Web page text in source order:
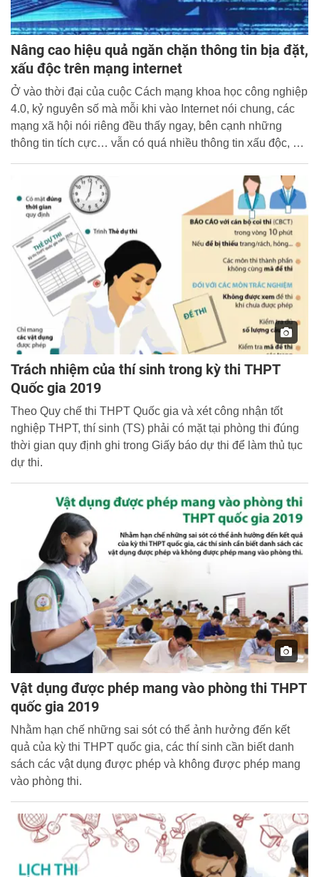
Nâng cao hiệu quả ngăn chặn thông tin bịa đặt,
xấu độc trên mạng internet
Ở vào thời đại của cuộc Cách mạng khoa học công nghiệp
4.0, kỷ nguyên số mà mỗi khi vào Internet nói chung, các
mạng xã hội nói riêng đều thấy ngay, bên cạnh những
thông tin tích cực… vẫn có quá nhiều thông tin xấu độc, giả
tin có động cơ, ý đồ, toan tính riêng.
Trách nhiệm của thí sinh trong kỳ thi THPT
Quốc gia 2019
Theo Quy chế thi THPT Quốc gia và xét công nhận tốt
nghiệp THPT, thí sinh (TS) phải có mặt tại phòng thi đúng
thời gian quy định ghi trong Giấy báo dự thi để làm thủ tục
dự thi.
Vật dụng được phép mang vào phòng thi THPT
quốc gia 2019
Nhằm hạn chế những sai sót có thể ảnh hưởng đến kết
quả của kỳ thi THPT quốc gia, các thí sinh cần biết danh
sách các vật dụng được phép và không được phép mang
vào phòng thi.